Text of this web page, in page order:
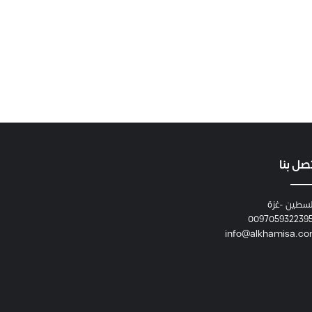
بنا
-غزة